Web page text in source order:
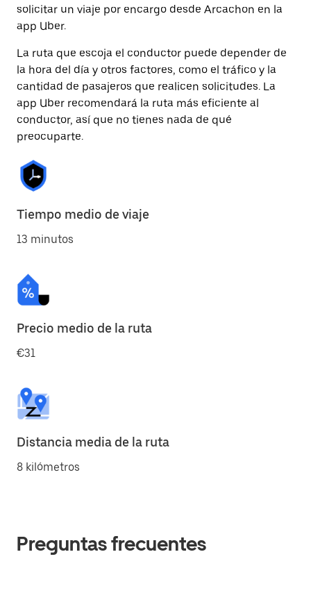
solicitar un viaje por encargo desde Arcachon en la
app Uber.
La ruta que escoja el conductor puede depender de
la hora del día y otros factores, como el tráfico y la
cantidad de pasajeros que realicen solicitudes. La
app Uber recomendará la ruta más eficiente al
conductor, así que no tienes nada de qué
preocuparte.
Tiempo medio de viaje
13 minutos
Precio medio de la ruta
€31
Distancia media de la ruta
8 kilómetros
Preguntas frecuentes